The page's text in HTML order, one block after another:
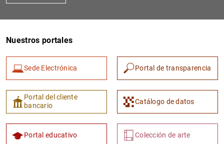
1 2
Nuestros portales
Sede Electrónica Portal de transparencia
Portal del cliente
bancario
Catálogo de datos
Portal educativo Colección de arte